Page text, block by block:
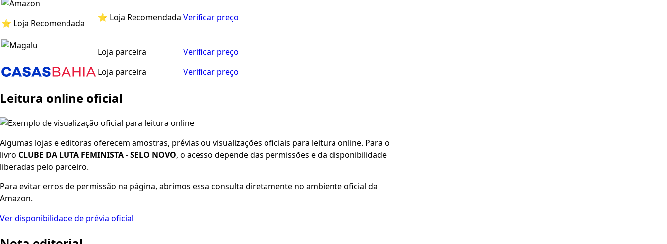
⭐ Loja Recomendada
⭐ Loja Recomendada Verificar preço
Loja parceira
Verificar preço
Loja parceira
Verificar preço
Leitura online oficial
Algumas lojas e editoras oferecem amostras, prévias ou visualizações oficiais para leitura online. Para o
livro CLUBE DA LUTA FEMINISTA - SELO NOVO, o acesso depende das permissões e da disponibilidade
liberadas pelo parceiro.
Para evitar erros de permissão na página, abrimos essa consulta diretamente no ambiente oficial da
Amazon.
Ver disponibilidade de prévia oficial